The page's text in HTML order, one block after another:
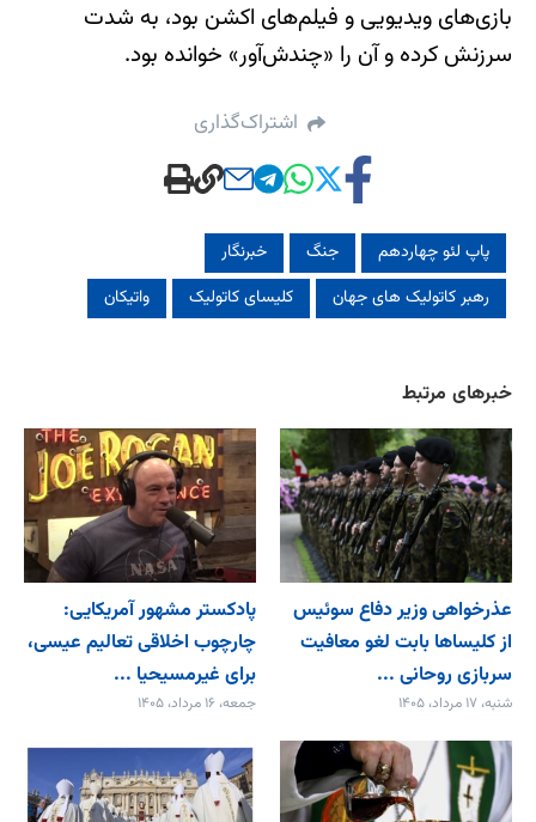
بازی‌های ویدیویی و فیلم‌های اکشن بود، به شدت
سرزنش کرده و آن را «چندش‌آور» خوانده بود.
اشتراک‌گذاری
پاپ لئو چهاردهم جنگ
خبرنگار
رهبر کاتولیک های جهان
کلیسای کاتولیک واتیکان
خبرهای مرتبط
عذرخواهی وزیر دفاع سوئیس
از کلیساها بابت لغو معافیت
سربازی روحانی ...
شنبه، ۱۷ مرداد، ۱۴۰۵
پادکستر مشهور آمریکایی:
چارچوب اخلاقی تعالیم عیسی،
برای غیرمسیحیا ...
جمعه، ۱۶ مرداد، ۱۴۰۵